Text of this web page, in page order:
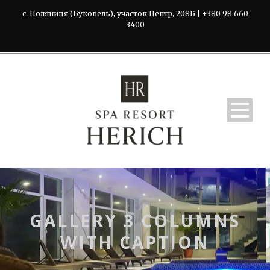
с. Поляниця (Буковель), участок Центр, 208Б | +380 98 660
3400
GALLERY 3 COLUMNS
WITH CAPTION